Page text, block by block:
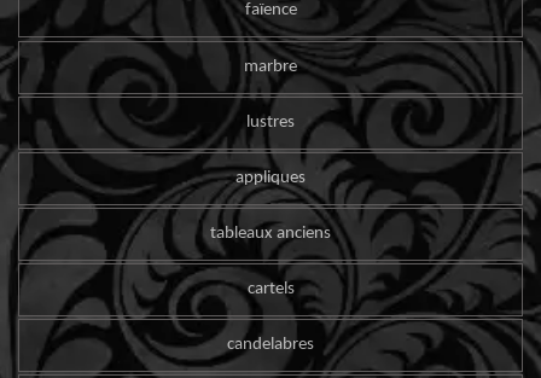
faïence
marbre
lustres
appliques
tableaux anciens
cartels
candelabres